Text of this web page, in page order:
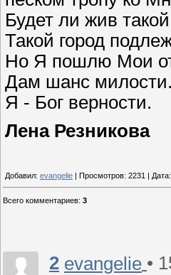
Будет ли жив
Такой город
Но Я пошлю Мои
Дам шанс милости.
Я - Бог верности.
Лена Резникова
Добавил: evangelie | Просмотров: 2231 | Дата:
Всего комментариев: 3
2 evangelie •